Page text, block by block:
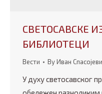
СВЕТОСАВСКЕ
БИБЛИОТЕЦИ
Вести ByИван
У духу светосавског